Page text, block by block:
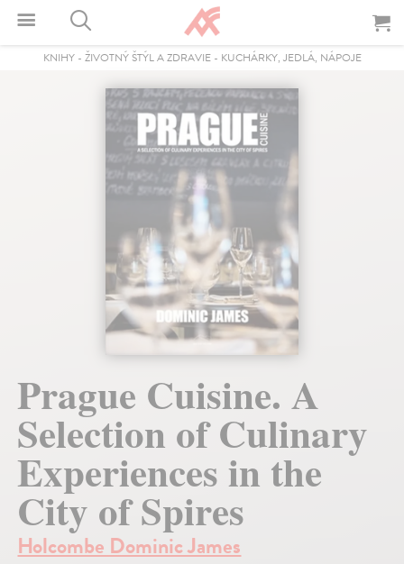
KNIHY- ŽIVOTNÝ ŠTÝL A ZDRAVIE- KUCHÁRKY, JEDLÁ, NÁPOJE
Prague Cuisine. A
Selection of Culinary
Experiences in the
City of Spires
Holcombe Dominic James